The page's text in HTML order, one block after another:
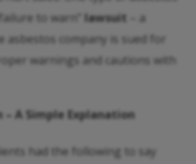
to warn” lawsuit – a
asbestos company is sued for
warnings and cautions with
– A Simple Explanation
had the following to say